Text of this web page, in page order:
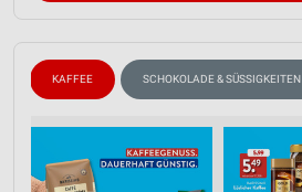
KAFFEE SCHOKOLADE & SÜSSIGKEITEN